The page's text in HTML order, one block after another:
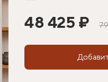
48 425 ₽